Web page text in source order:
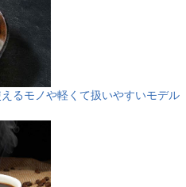
るモノや軽くて扱いやすいモデル